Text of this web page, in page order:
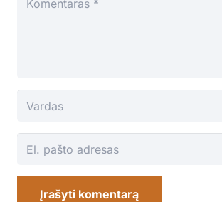
Įrašyti komentarą